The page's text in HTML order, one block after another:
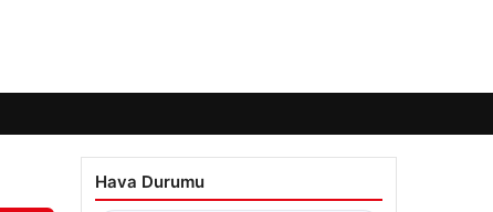
Hava Durumu